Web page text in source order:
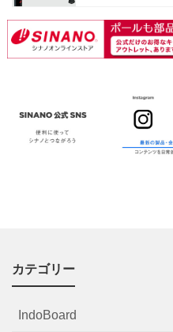
カテゴリー
IndoBoard